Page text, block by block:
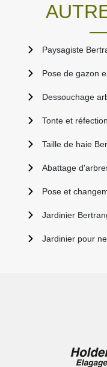
Paysagiste
Pose de gazon
Dessouchage
Tonte et
Taille de haie
Abattage
Pose et
Jardinier
Jardinier pour